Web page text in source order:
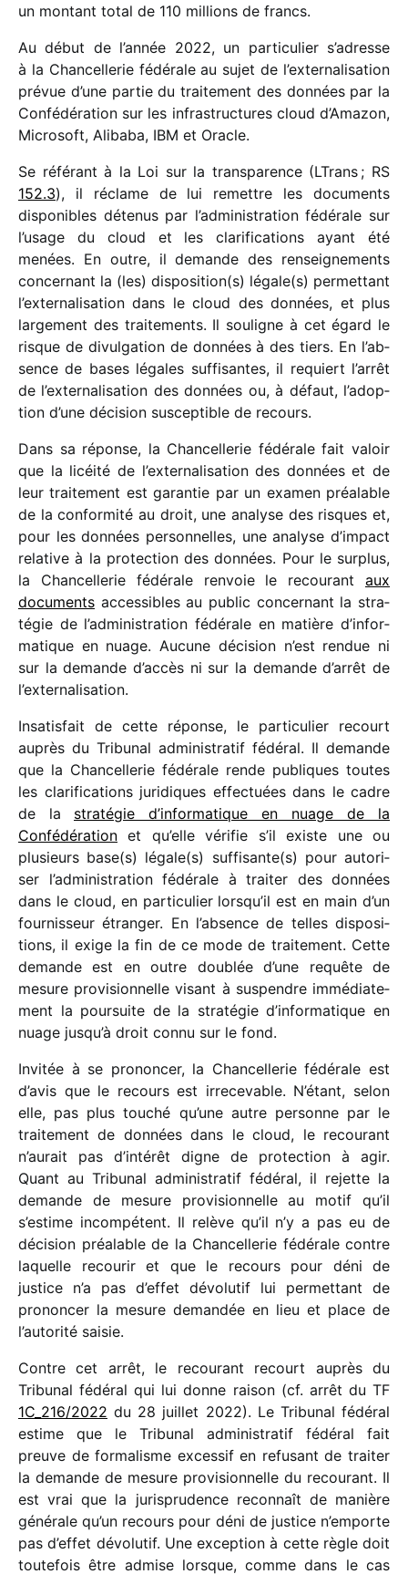
un montant total de 110 millions de francs.
Au début de l’année 2022, un parti­cu­lier s’adresse
à la Chancellerie fédé­rale au sujet de l’externalisation
prévue d’une partie du trai­te­ment des données par la
Confédération sur les infra­struc­tures cloud d’Amazon,
Microsoft, Alibaba, IBM et Oracle.
Se réfé­rant à la Loi sur la trans­pa­rence (LTrans ; RS
152.3), il réclame de lui remettre les docu­ments
dispo­nibles déte­nus par l’administration fédé­rale sur
l’usage du cloud et les clari­fi­ca­tions ayant été
menées. En outre, il demande des rensei­gne­ments
concer­nant la (les) disposition(s) légale(s) permet­tant
l’externalisation dans le cloud des données, et plus
large­ment des trai­te­ments. Il souligne à cet égard le
risque de divul­ga­tion de données à des tiers. En l’ab­
sence de bases légales suffi­santes, il requiert l’ar­rêt
de l’ex­ter­na­li­sa­tion des données ou, à défaut, l’adop­
tion d’une déci­sion suscep­tible de recours.
Dans sa réponse, la Chancellerie fédé­rale fait valoir
que la licéité de l’ex­ter­na­li­sa­tion des données et de
leur trai­te­ment est garan­tie par un examen préa­lable
de la confor­mité au droit, une analyse des risques et,
pour les données person­nelles, une analyse d’im­pact
rela­tive à la protec­tion des données. Pour le surplus,
la Chancellerie fédé­rale renvoie le recou­rant aux
docu­ments acces­sibles au public concer­nant la stra­
té­gie de l’ad­mi­nis­tra­tion fédé­rale en matière d’in­for­
ma­tique en nuage. Aucune déci­sion n’est rendue ni
sur la demande d’accès ni sur la demande d’arrêt de
l’externalisation.
Insatisfait de cette réponse, le parti­cu­lier recourt
auprès du Tribunal admi­nis­tra­tif fédé­ral. Il demande
que la Chancellerie fédé­rale rende publiques toutes
les clari­fi­ca­tions juri­diques effec­tuées dans le cadre
de la stra­té­gie d’in­for­ma­tique en nuage de la
Confédération et qu’elle véri­fie s’il existe une ou
plusieurs base(s) légale(s) suffisante(s) pour auto­ri­
ser l’administration fédé­rale à trai­ter des données
dans le cloud, en parti­cu­lier lorsqu’il est en main d’un
four­nis­seur étran­ger. En l’absence de telles dispo­si­
tions, il exige la fin de ce mode de trai­te­ment. Cette
demande est en outre doublée d’une requête de
mesure provi­sion­nelle visant à suspendre immé­dia­te­
ment la pour­suite de la stra­té­gie d’informatique en
nuage jusqu’à droit connu sur le fond.
Invitée à se pronon­cer, la Chancellerie fédé­rale est
d’avis que le recours est irre­ce­vable. N’étant, selon
elle, pas plus touché qu’une autre personne par le
trai­te­ment de données dans le cloud, le recou­rant
n’aurait pas d’intérêt digne de protec­tion à agir.
Quant au Tribunal admi­nis­tra­tif fédé­ral, il rejette la
demande de mesure provi­sion­nelle au motif qu’il
s’estime incom­pé­tent. Il relève qu’il n’y a pas eu de
déci­sion préa­lable de la Chancellerie fédé­rale contre
laquelle recou­rir et que le recours pour déni de
justice n’a pas d’effet dévo­lu­tif lui permet­tant de
pronon­cer la mesure deman­dée en lieu et place de
l’autorité saisie.
Contre cet arrêt, le recou­rant recourt auprès du
Tribunal fédé­ral qui lui donne raison (cf. arrêt du TF
1C_​216/​2022 du 28 juillet 2022). Le Tribunal fédé­ral
estime que le Tribunal admi­nis­tra­tif fédé­ral fait
preuve de forma­lisme exces­sif en refu­sant de trai­ter
la demande de mesure provi­sion­nelle du recou­rant. Il
est vrai que la juris­pru­dence recon­naît de manière
géné­rale qu’un recours pour déni de justice n’emporte
pas d’effet dévo­lu­tif. Une excep­tion à cette règle doit
toute­fois être admise lorsque, comme dans le cas